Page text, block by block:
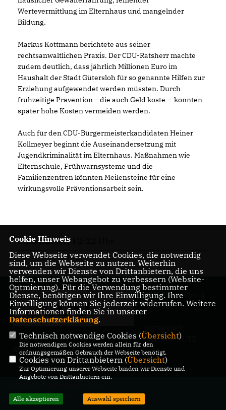
Wertevermittlung im Elternhaus und mangelnder
Bildung.
Markus Kottmann berichtete aus seiner
rechtsanwaltlichen Praxis. Der CDU-Ratsherr machte
zudem deutlich, dass jährlich Millionen Euro im
Haushalt der Stadt Gütersloh für so genannte Hilfen zur
Erziehung aufgewendet werden müssten. Durch
frühzeitige Prävention – die auch Geld koste – könnten
später hohe Kosten vermeiden werden.
Auch für den CDU-Bürgermeisterkandidaten Heiner
Kollmeyer beginnt die Auseinandersetzung mit
Jugendkriminalität im Elternhaus. Maßnahmen wie
Elternschule, Frühwarnsysteme und die
Familienzentren könnten Meilensteine für eine
wirkungsvolle Präventionsarbeit sein.
06.04.2009, 12:22 Uhr
CDU-Stadtverband
Gütersloh
DATENSCHUTZ
KONTAKT
Alle Rechte vorbehalten.
Cookie Hinweis
Diese Webseite verwendet Cookies, die notwendig
sind, um die Webseite zu nutzen. Weiterhin
verwenden wir Dienste von Drittanbietern, die uns
helfen, unser Webangebot zu verbessern (Website-
Optmierung). Für die Verwendung bestimmter
Dienste, benötigen wir Ihre Einwilligung. Ihre
Einwilligung können Sie jederzeit widerrufen. Weitere
Informationen finden Sie in unserer
Datenschutzerklärung.
Technisch notwendige Cookies (Übersicht)
Die notwendigen Cookies werden allein für den
ordnungsgemäßen Gebrauch der Webseite benötigt.
Cookies von Drittanbietern (Übersicht)
Zur Optimierung unserer Webseite binden wir Dienste und
Angebote von Drittanbietern ein.
Alle akzeptieren Auswahl speichern